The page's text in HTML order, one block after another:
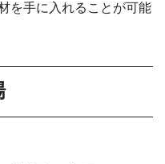
を手に入れることが可能